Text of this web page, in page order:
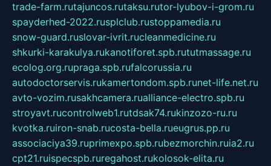
trade-farm.rutajuncos.rutaksu.rutor-lyubov-i-grom.ru
spayderhed-2022.rusplclub.rustoppamedia.ru
snow-guard.ruslovar-ivrit.rucleanmedicine.ru
shkurki-karakulya.rukanotiforet.spb.rututmassage.ru
ecolog.org.rupraga.spb.rufalcorussia.ru
autodoctorservis.rukamertondom.spb.runet-life.net.ru
avto-vozim.rusakhcamera.rualliance-electro.spb.ru
stroyavt.rucontrolweb1.rutdsak74.rukinzozo-ru.ru
kvotka.ruiron-snab.rucosta-bella.rueugrus.pp.ru
associaciya39.ruprimexpo.spb.rubezmorchin.ruia2.ru
cpt21.ruispecspb.ruregahost.rukolosok-elita.ru